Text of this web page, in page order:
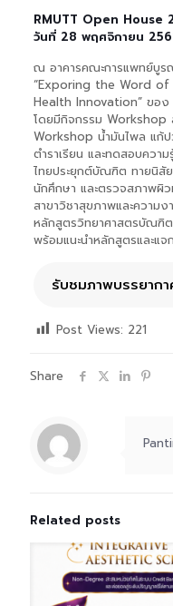
RMUTT Open House
วันที่ 28 พฤศจิกายน
ณ อาคารคณะการแพทย์บู
“Exporing the Word
Health Innovation” ขอ
โดยมีกิจกรรม Workshop
Workshop น้ำมันไพล แก้ป
ตำราเรียน และทดสอบคว
ไทยประยุกต์บัณฑิต ทายนิ
นักศึกษา และตรวจสภาพผิ
สาขาวิชาสุขภาพและความ
หลักสูตรวิทยาศาสตรบัณฑิ
พร้อมแนะนำหลักสูตรและแ
รับชมภาพบรรยาก
Post Views: 221
Share
Related posts